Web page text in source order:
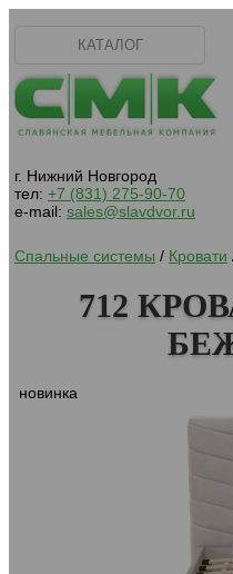
КАТАЛОГ
г. Нижний Новгород
тел: +7 (831) 275-90-70
e-mail: sales@slavdvor.ru
Спальные системы / Кровати
712
новинка